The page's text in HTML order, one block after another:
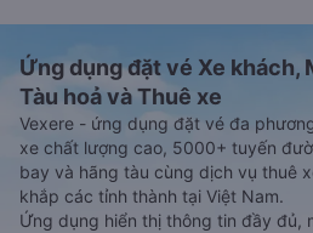
Ứng dụng đặt vé Xe khách,
Tàu hoả và Thuê xe
Vexere - ứng dụng đặt vé đa
xe chất lượng cao, 5000+ tuyến
bay và hãng tàu cùng dịch vụ thuê
khắp các tỉnh thành tại Việt Nam.
Ứng dụng hiển thị thông tin đầy đủ,